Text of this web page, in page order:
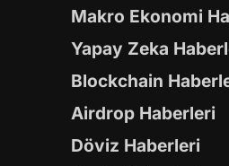
Makro Ekonomi
Yapay Zeka
Blockchain
Airdrop Haberleri
Döviz Haberleri